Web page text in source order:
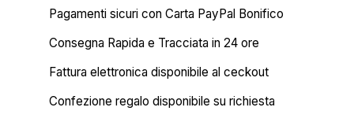
Pagamenti sicuri con Carta PayPal Bonifico
Consegna Rapida e Tracciata in 24 ore
Fattura elettronica disponibile al ceckout
Confezione regalo disponibile su richiesta